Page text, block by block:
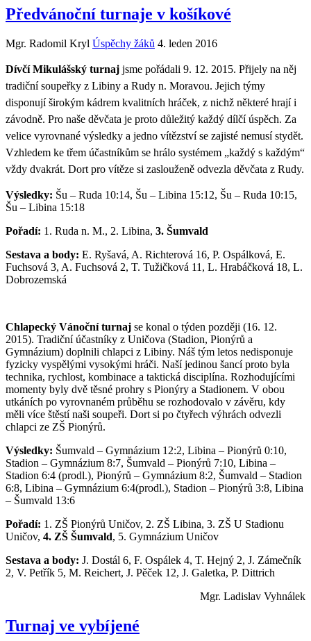
Předvánoční turnaje v košíkové
Mgr. Radomil Kryl Úspěchy žáků 4. leden 2016
Dívčí Mikulášský turnaj jsme pořádali 9. 12. 2015. Přijely na něj
tradiční soupeřky z Libiny a Rudy n. Moravou. Jejich týmy
disponují širokým kádrem kvalitních hráček, z nichž některé hrají i
závodně. Pro naše děvčata je proto důležitý každý dílčí úspěch. Za
velice vyrovnané výsledky a jedno vítězství se zajisté nemusí stydět.
Vzhledem ke třem účastníkům se hrálo systémem „každý s každým“
vždy dvakrát. Dort pro vítěze si zaslouženě odvezla děvčata z Rudy.
Výsledky: Šu – Ruda 10:14, Šu – Libina 15:12, Šu – Ruda 10:15,
Šu – Libina 15:18
Pořadí: 1. Ruda n. M., 2. Libina, 3. Šumvald
Sestava a body: E. Ryšavá, A. Richterová 16, P. Ospálková, E.
Fuchsová 3, A. Fuchsová 2, T. Tužičková 11, L. Hrabáčková 18, L.
Dobrozemská
Chlapecký Vánoční turnaj se konal o týden později (16. 12.
2015). Tradiční účastníky z Uničova (Stadion, Pionýrů a
Gymnázium) doplnili chlapci z Libiny. Náš tým letos nedisponuje
fyzicky vyspělými vysokými hráči. Naší jedinou šancí proto byla
technika, rychlost, kombinace a taktická disciplína. Rozhodujícími
momenty byly dvě těsné prohry s Pionýry a Stadionem. V obou
utkáních po vyrovnaném průběhu se rozhodovalo v závěru, kdy
měli více štěstí naši soupeři. Dort si po čtyřech výhrách odvezli
chlapci ze ZŠ Pionýrů.
Výsledky: Šumvald – Gymnázium 12:2, Libina – Pionýrů 0:10,
Stadion – Gymnázium 8:7, Šumvald – Pionýrů 7:10, Libina –
Stadion 6:4 (prodl.), Pionýrů – Gymnázium 8:2, Šumvald – Stadion
6:8, Libina – Gymnázium 6:4(prodl.), Stadion – Pionýrů 3:8, Libina
– Šumvald 13:6
Pořadí: 1. ZŠ Pionýrů Uničov, 2. ZŠ Libina, 3. ZŠ U Stadionu
Uničov, 4. ZŠ Šumvald, 5. Gymnázium Uničov
Sestava a body: J. Dostál 6, F. Ospálek 4, T. Hejný 2, J. Zámečník
2, V. Petřík 5, M. Reichert, J. Pěček 12, J. Galetka, P. Dittrich
Mgr. Ladislav Vyhnálek
Turnaj ve vybíjené